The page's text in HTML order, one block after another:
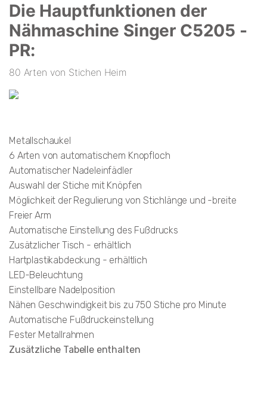
Die Hauptfunktionen der
Nähmaschine Singer C5205 -
PR:
80 Arten von Stichen Heim
Metallschaukel
6 Arten von automatischem Knopfloch
Automatischer Nadeleinfädler
Auswahl der Stiche mit Knöpfen
Möglichkeit der Regulierung von Stichlänge und -breite
Freier Arm
Automatische Einstellung des Fußdrucks
Zusätzlicher Tisch - erhältlich
Hartplastikabdeckung - erhältlich
LED-Beleuchtung
Einstellbare Nadelposition
Nähen Geschwindigkeit bis zu 750 Stiche pro Minute
Automatische Fußdruckeinstellung
Fester Metallrahmen
Zusätzliche Tabelle enthalten